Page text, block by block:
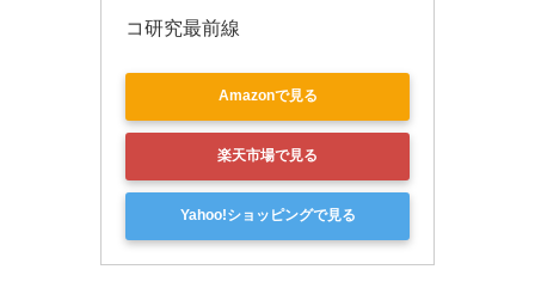
コ研究最前線
Amazonで見る
楽天市場で見る
Yahoo!ショッピングで見る